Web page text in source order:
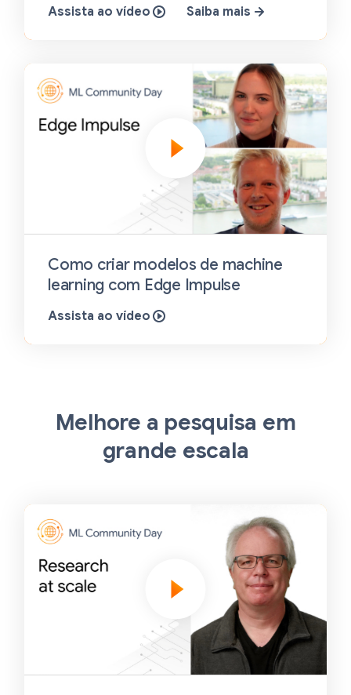
Assista ao vídeo Saiba mais
Como criar modelos de machine
learning com Edge Impulse
Assista ao vídeo
Melhore a pesquisa em
grande escala